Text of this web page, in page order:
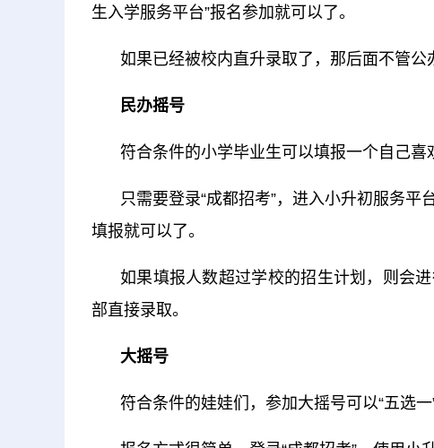
生入学服务平台”报名参加就可以了。
如果已经被校内直升录取了，那后面不管公
民办摇号
符合条件的小学毕业生可以填报一个自己喜
只需要登录“成都招考”，进入小升初服务
填报就可以了。
如果填报人数超过学校的招生计划，则会
部直接录取。
大摇号
符合条件的娃娃们，参加大摇号可以“五选